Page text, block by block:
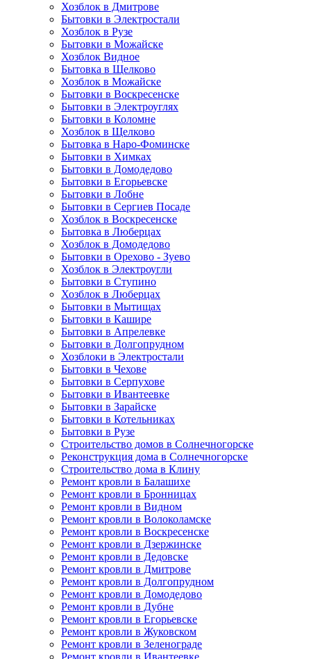
Хозблок в Дмитрове
Бытовки в Электростали
Хозблок в Рузе
Бытовки в Можайске
Хозблок Видное
Бытовкa в Щелково
Хозблок в Можайске
Бытовки в Воскресенске
Бытовки в Электроуглях
Бытовки в Коломне
Хозблок в Щелково
Бытовка в Наро-Фоминске
Бытовки в Химках
Бытовки в Домодедово
Бытовки в Егорьевске
Бытовки в Лобне
Бытовки в Сергиев Посаде
Хозблок в Воскресенске
Бытовка в Люберцах
Хозблок в Домодедово
Бытовки в Орехово - Зуево
Хозблок в Электроугли
Бытовки в Ступино
Хозблок в Люберцах
Бытовки в Мытищах
Бытовки в Кашире
Бытовки в Апрелевке
Бытовки в Долгопрудном
Хозблоки в Электростали
Бытовки в Чехове
Бытовки в Серпухове
Бытовки в Ивантеевке
Бытовки в Зарайске
Бытовки в Котельниках
Бытовки в Рузе
Строительство домов в Солнечногорске
Реконструкция дома в Солнечногорске
Строительство дома в Клину
Ремонт кровли в Балашихе
Ремонт кровли в Бронницах
Ремонт кровли в Видном
Ремонт кровли в Волоколамске
Ремонт кровли в Воскресенске
Ремонт кровли в Дзержинске
Ремонт кровли в Дедовске
Ремонт кровли в Дмитрове
Ремонт кровли в Долгопрудном
Ремонт кровли в Домодедово
Ремонт кровли в Дубне
Ремонт кровли в Егорьевске
Ремонт кровли в Жуковском
Ремонт кровли в Зеленограде
Ремонт кровли в Ивантеевке